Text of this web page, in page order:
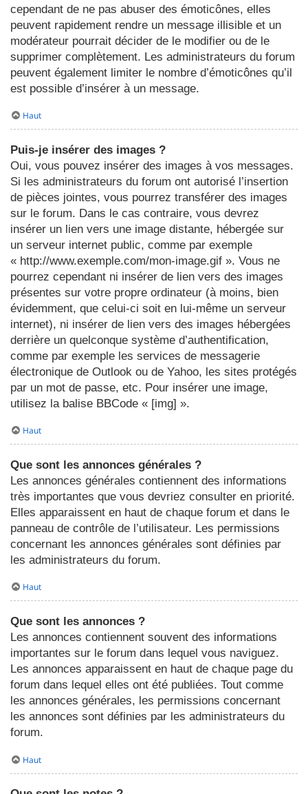
cependant de ne pas abuser des émoticônes, elles
peuvent rapidement rendre un message illisible et un
modérateur pourrait décider de le modifier ou de le
supprimer complètement. Les administrateurs du forum
peuvent également limiter le nombre d’émoticônes qu’il
est possible d’insérer à un message.
Haut
Puis-je insérer des images ?
Oui, vous pouvez insérer des images à vos messages.
Si les administrateurs du forum ont autorisé l’insertion
de pièces jointes, vous pourrez transférer des images
sur le forum. Dans le cas contraire, vous devrez
insérer un lien vers une image distante, hébergée sur
un serveur internet public, comme par exemple
« http://www.exemple.com/mon-image.gif ». Vous ne
pourrez cependant ni insérer de lien vers des images
présentes sur votre propre ordinateur (à moins, bien
évidemment, que celui-ci soit en lui-même un serveur
internet), ni insérer de lien vers des images hébergées
derrière un quelconque système d’authentification,
comme par exemple les services de messagerie
électronique de Outlook ou de Yahoo, les sites protégés
par un mot de passe, etc. Pour insérer une image,
utilisez la balise BBCode « [img] ».
Haut
Que sont les annonces générales ?
Les annonces générales contiennent des informations
très importantes que vous devriez consulter en priorité.
Elles apparaissent en haut de chaque forum et dans le
panneau de contrôle de l’utilisateur. Les permissions
concernant les annonces générales sont définies par
les administrateurs du forum.
Haut
Que sont les annonces ?
Les annonces contiennent souvent des informations
importantes sur le forum dans lequel vous naviguez.
Les annonces apparaissent en haut de chaque page du
forum dans lequel elles ont été publiées. Tout comme
les annonces générales, les permissions concernant
les annonces sont définies par les administrateurs du
forum.
Haut